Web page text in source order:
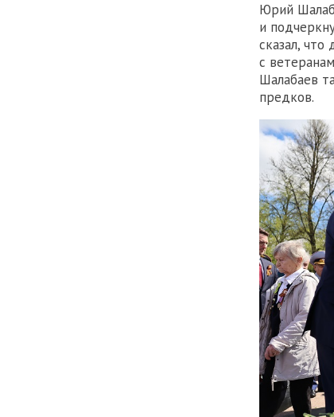
Юрий
и
сказал,
с
Шалабаев
предков.